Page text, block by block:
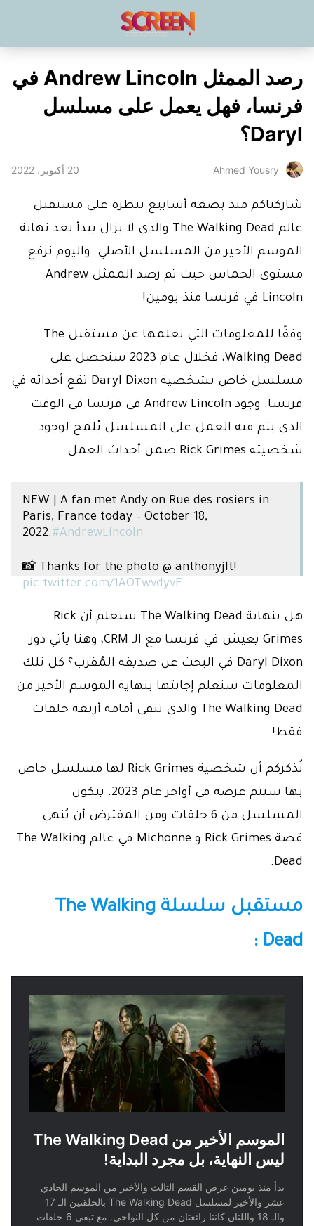
رصد الممثل Andrew Lincoln في
فرنسا، فهل يعمل على مسلسل
Daryl؟
Ahmed Yousry 20 أكتوبر، 2022
شاركناكم منذ بضعة أسابيع بنظرة على مستقبل
عالم The Walking Dead والذي لا يزال يبدأ بعد نهاية
الموسم الأخير من المسلسل الأصلي. واليوم نرفع
مستوى الحماس حيث تم رصد الممثل Andrew
Lincoln في فرنسا منذ يومين!
وفقًا للمعلومات التي نعلمها عن مستقبل The
Walking Dead، فخلال عام 2023 سنحصل على
مسلسل خاص بشخصية Daryl Dixon تقع أحداثه في
فرنسا. وجود Andrew Lincoln في فرنسا في الوقت
الذي يتم فيه العمل على المسلسل يُلمح لوجود
شخصيته Rick Grimes ضمن أحداث العمل.
NEW | A fan met Andy on Rue des rosiers in
Paris, France today – October 18,
2022.#AndrewLincoln
📸 Thanks for the photo @ anthonyjlt!
pic.twitter.com/1AOTwvdyvF
— Andrew Lincoln News (@AndyLincolnNews)
October 18, 2022
هل بنهاية The Walking Dead سنعلم أن Rick
Grimes يعيش في فرنسا مع الـ CRM، وهنا يأتي دور
Daryl Dixon في البحث عن صديقه المُقرب؟ كل تلك
المعلومات سنعلم إجابتها بنهاية الموسم الأخير من
The Walking Dead والذي تبقى أمامه أربعة حلقات
فقط!
نُذكركم أن شخصية Rick Grimes لها مسلسل خاص
بها سيتم عرضه في أواخر عام 2023. يتكون
المسلسل من 6 حلقات ومن المفترض أن يُنهي
قصة Rick Grimes و Michonne في عالم The Walking
Dead.
مستقبل سلسلة The Walking
Dead :